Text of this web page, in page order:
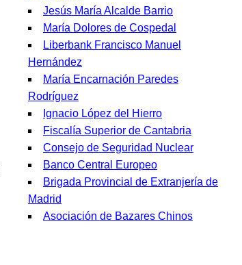
Jesús María Alcalde Barrio
María Dolores de Cospedal
Liberbank Francisco Manuel
Hernández
María Encarnación Paredes
Rodríguez
Ignacio López del Hierro
Fiscalía Superior de Cantabria
Consejo de Seguridad Nuclear
Banco Central Europeo
Brigada Provincial de Extranjería de
Madrid
Asociación de Bazares Chinos